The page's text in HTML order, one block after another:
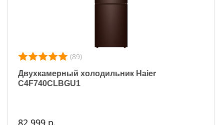
(89)
Двухкамерный холодильник Haier
C4F740CLBGU1
82 999 р.